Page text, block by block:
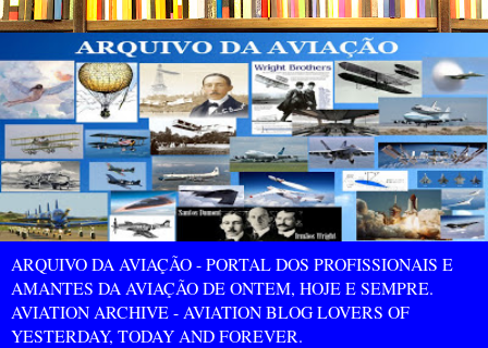
ARQUIVO DA AVIAÇÃO - PORTAL DOS PROFISSIONAIS E
AMANTES DA AVIAÇÃO DE ONTEM, HOJE E SEMPRE.
AVIATION ARCHIVE - AVIATION BLOG LOVERS OF
YESTERDAY, TODAY AND FOREVER.